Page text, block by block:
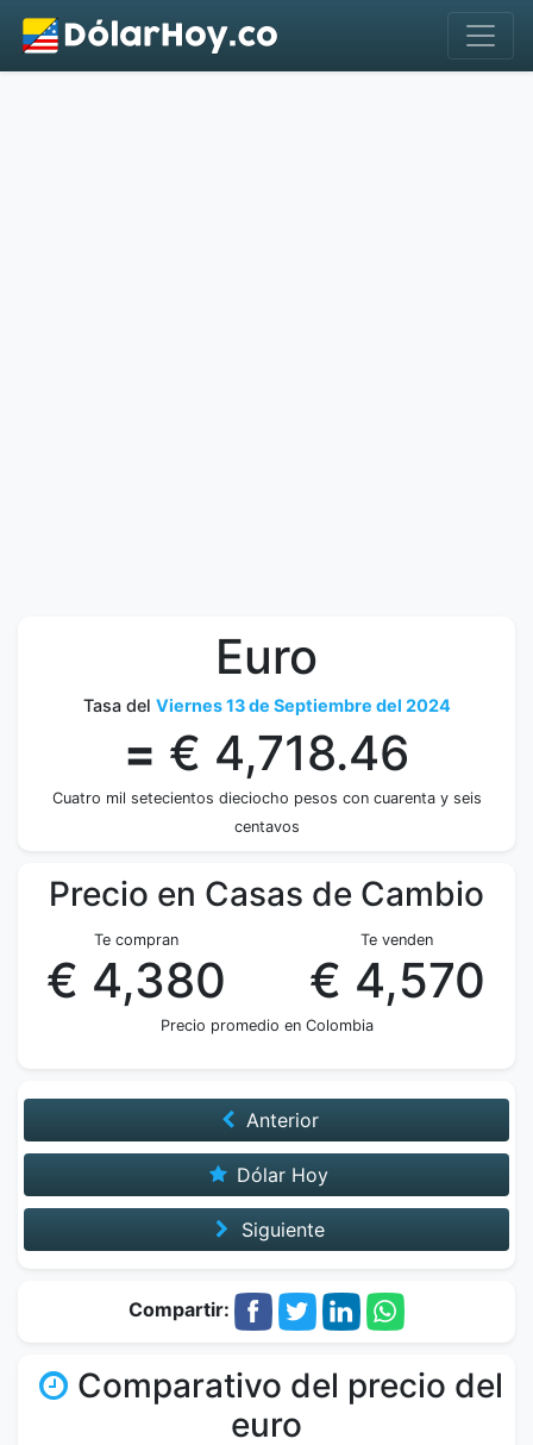
Euro
Tasa del Viernes 13 de Septiembre del 2024
= € 4,718.46
Cuatro mil setecientos dieciocho pesos con cuarenta y seis
centavos
Precio en Casas de Cambio
Te compran
€ 4,380
Te venden
€ 4,570
Precio promedio en Colombia
Anterior
Dólar Hoy
Siguiente
Compartir:
Comparativo del precio del
euro